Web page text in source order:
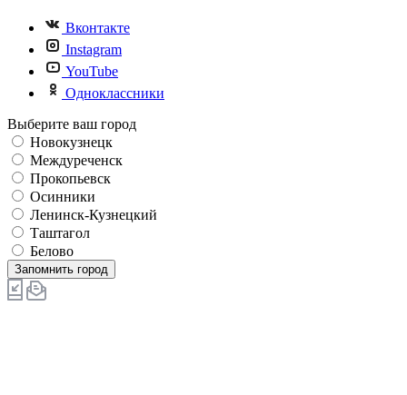
Вконтакте
Instagram
YouTube
Одноклассники
Выберите ваш город
Новокузнецк
Междуреченск
Прокопьевск
Осинники
Ленинск-Кузнецкий
Таштагол
Белово
Запомнить город